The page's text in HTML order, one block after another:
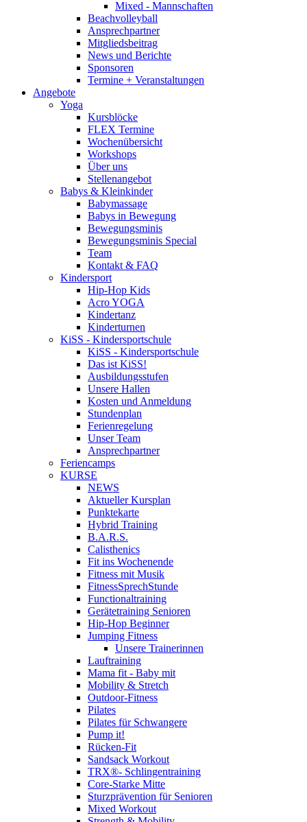
Mixed - Mannschaften
Beachvolleyball
Ansprechpartner
Mitgliedsbeitrag
News und Berichte
Sponsoren
Termine + Veranstaltungen
Angebote
Yoga
Kursblöcke
FLEX Termine
Wochenübersicht
Workshops
Über uns
Stellenangebot
Babys & Kleinkinder
Babymassage
Babys in Bewegung
Bewegungsminis
Bewegungsminis Special
Team
Kontakt & FAQ
Kindersport
Hip-Hop Kids
Acro YOGA
Kindertanz
Kinderturnen
KiSS - Kindersportschule
KiSS - Kindersportschule
Das ist KiSS!
Ausbildungsstufen
Unsere Hallen
Kosten und Anmeldung
Stundenplan
Ferienregelung
Unser Team
Ansprechpartner
Feriencamps
KURSE
NEWS
Aktueller Kursplan
Punktekarte
Hybrid Training
B.A.R.S.
Calisthenics
Fit ins Wochenende
Fitness mit Musik
FitnessSprechStunde
Functionaltraining
Gerätetraining Senioren
Hip-Hop Beginner
Jumping Fitness
Unsere Trainerinnen
Lauftraining
Mama fit - Baby mit
Mobility & Stretch
Outdoor-Fitness
Pilates
Pilates für Schwangere
Pump it!
Rücken-Fit
Sandsack Workout
TRX®- Schlingentraining
Core-Starke Mitte
Sturzprävention für Senioren
Mixed Workout